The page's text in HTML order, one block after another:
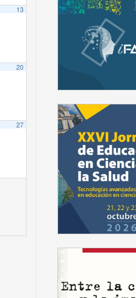
13
20
27